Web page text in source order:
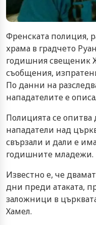
Френската полиция,
храма в градчето
годишния свещеник
съобщения,
По данни на
нападателите е
Полицията се опитва
нападатели над
свързали и дали е
годишните младежи.
Известно е, че
дни преди атаката,
заложници в
Хамел.